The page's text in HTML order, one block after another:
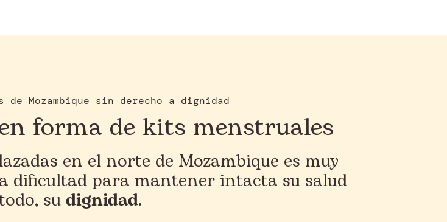
de Mozambique sin derecho a dignidad
forma de kits menstruales
en el norte de Mozambique es muy
dificultad para mantener intacta su salud
sudignidad.